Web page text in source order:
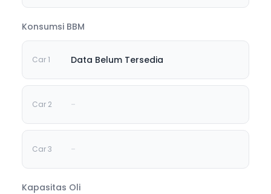
Konsumsi BBM
Data Belum Tersedia
-
-
Kapasitas Oli